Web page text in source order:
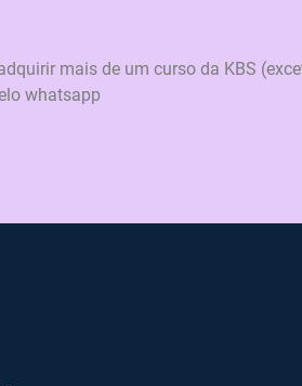
mais de um curso da KBS
whatsapp